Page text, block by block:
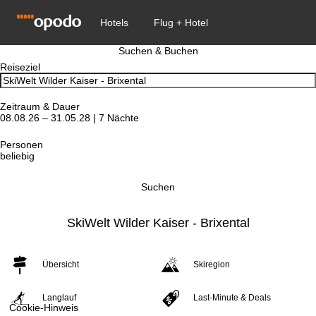
Cookie-Hinweis
Suchen & Buchen
Reiseziel
Zeitraum & Dauer
08.08.26 – 31.05.28 | 7 Nächte
Personen
beliebig
Suchen
SkiWelt Wilder Kaiser - Brixental
Übersicht Skiregion
Langlauf Last-Minute & Deals